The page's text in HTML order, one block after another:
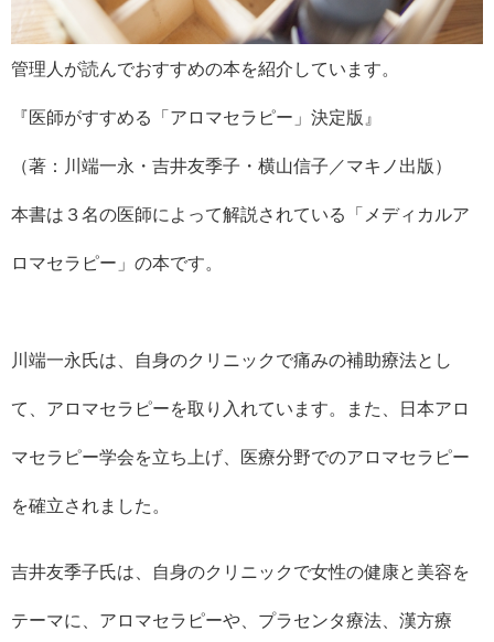
管理人が読んでおすすめの本を紹介しています。
『医師がすすめる「アロマセラピー」決定版』
（著：川端一永・吉井友季子・横山信子／マキノ出版）
本書は３名の医師によって解説されている「メディカルア
ロマセラピー」の本です。
川端一永氏は、自身のクリニックで痛みの補助療法とし
て、アロマセラピーを取り入れています。また、日本アロ
マセラピー学会を立ち上げ、医療分野でのアロマセラピー
を確立されました。
吉井友季子氏は、自身のクリニックで女性の健康と美容を
テーマに、アロマセラピーや、プラセンタ療法、漢方療